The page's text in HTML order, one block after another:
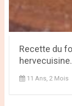
Recette du
11 Ans, 2 Mois